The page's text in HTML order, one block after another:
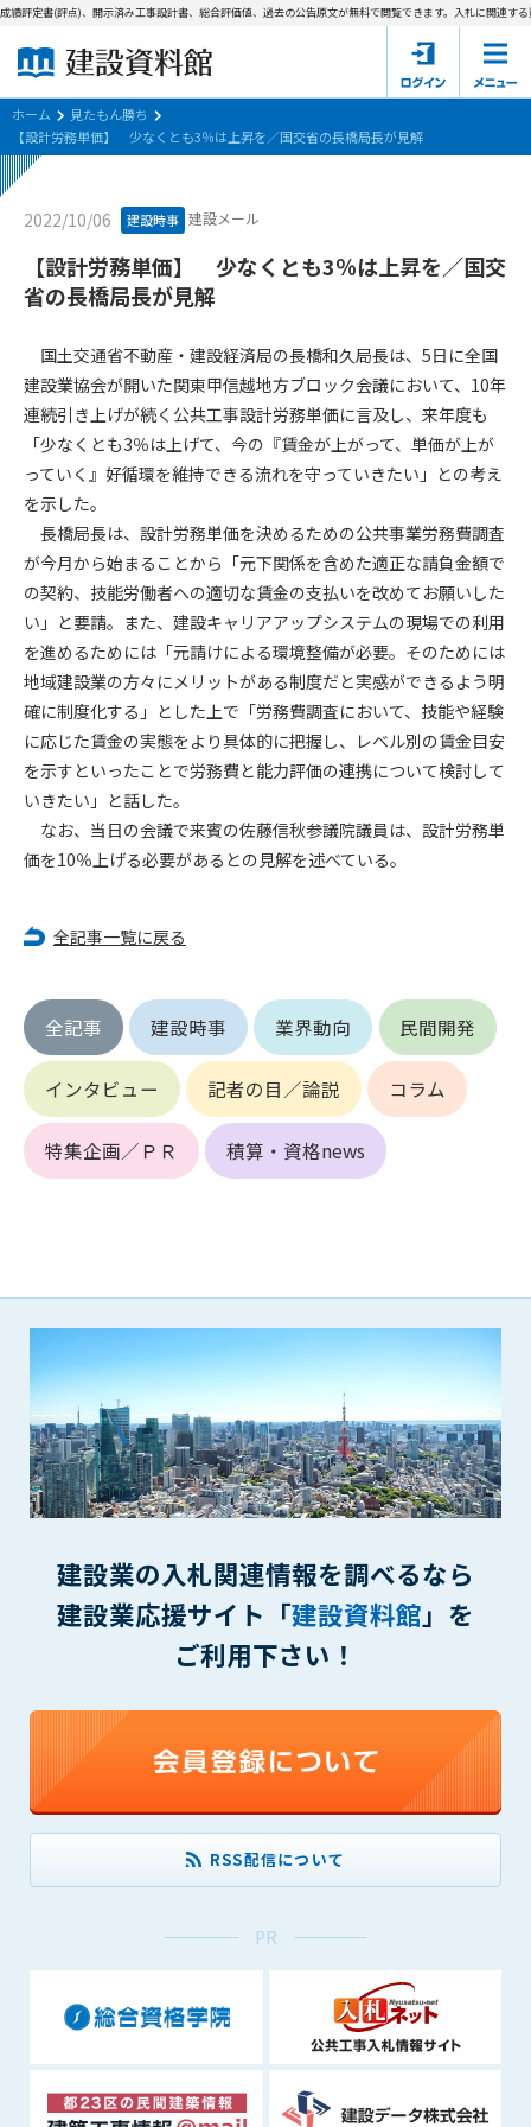
建設資料館とは
東京都の入札資料
国土交通省の入札資料
見たもん勝ち
会員登録について
サポーター会員一覧
会社概要 お問い合わせ
個人情報保護方針
会員規約
定書(評点)、開示済み工事設計書、総合評価値、過去の公告原文が無料で閲覧できます。入札に関連する
ホーム
見たもん勝ち
【設計労務単価】 少なくとも3％は上昇を／国交省の長橋局長が見解
2022/10/06 建設時事 建設メール
【設計労務単価】 少なくとも3％は上昇を／国交
省の長橋局長が見解
国土交通省不動産・建設経済局の長橋和久局長は、5日に全国
建設業協会が開いた関東甲信越地方ブロック会議において、10年
連続引き上げが続く公共工事設計労務単価に言及し、来年度も
「少なくとも3％は上げて、今の『賃金が上がって、単価が上が
っていく』好循環を維持できる流れを守っていきたい」との考え
を示した。
長橋局長は、設計労務単価を決めるための公共事業労務費調査
が今月から始まることから「元下関係を含めた適正な請負金額で
の契約、技能労働者への適切な賃金の支払いを改めてお願いした
い」と要請。また、建設キャリアアップシステムの現場での利用
を進めるためには「元請けによる環境整備が必要。そのためには
地域建設業の方々にメリットがある制度だと実感ができるよう明
確に制度化する」とした上で「労務費調査において、技能や経験
に応じた賃金の実態をより具体的に把握し、レベル別の賃金目安
を示すといったことで労務費と能力評価の連携について検討して
いきたい」と話した。
なお、当日の会議で来賓の佐藤信秋参議院議員は、設計労務単
価を10％上げる必要があるとの見解を述べている。
全記事一覧に戻る
全記事 建設時事 業界動向 民間開発
インタビュー 記者の目／論説 コラム
特集企画／ＰＲ 積算・資格news
建設業の入札関連情報を調べるなら
建設業応援サイト「建設資料館」を
ご利用下さい！
RSS配信について
PR
第1条（規約の目的）
会員サービスの利用条件等について定めるものです。
2. 管理者が建設資料館WEB上で随時掲載するルールは本規約の
一部を構成するものとします。
第2条（規約の変更）
本規約は、会員の了承を得ることなく、随時変更されることが
あります。変更内容は、建設資料館WEB上に表示した時点で直
ちに全ての会員が了承したものとみなします。
第4条（会員審査および資格の取り消し）
会員とは、本規約を承諾の上、所定の会員申込手続きを完了
後、管理者がこれを承認した者をいいます。
第4条（会員の定義と登録）
1. 管理者は前条により審査の結果、会員申込みをした者が以下
の何れかの項目に該当することがわかった場合、その者の会
員としての権限を承認しないことがあります。
(1) 会員申し込みをした者が実在しなかった場合
(2) 本規約に違反した場合/li>
(3) 会員申し込みの際、申告事項に虚偽があった場合
(5) その他管理者が会員とすることを不適当と判断した場合
ます。
第5条（IDおよびパスワードの管理）
1. 会員は申込の際に管理者が発行したIDおよびパスワードの使
用および管理について責任を負うものとします。
2. 会員は、自己のIDおよびパスワードを、貸与、譲渡、売買、
その他形態を問わず、第三者に利用させることはできませ
第6条（会員の禁止事項）
1. 会員は建設資料館WEB上で以下の行為をしないものとしま
す。
(1) 第三者または管理者の著作権、その他知的所有権を侵害す
る行為
(2) 第三者または管理者の財産、プライバシー等を侵害する行
為
(5) 第三者に不利益を与える行為
(6) 管理者が承認していない営利を目的とした行為
(7) 公序良俗に反する行為
(8) 犯罪的行為に結びつく行為
(10) 建設資料館から知り得た情報及びダウンロードした情報
を、営利を目的として第三者に転売し、または転売のため
に第三者に提供すること
管理者は、会員が登録した内容が以下に該当する、またはその
と管理者が、判断した場合
(4) その他、管理者が不適当と判断した場合
第8条（サービスの変更・中止等）
管理者は、会員の承諾なく、本サービス内容の変更(新規追加、
廃止を含み)し、本サービスの運営を中止または廃止することが